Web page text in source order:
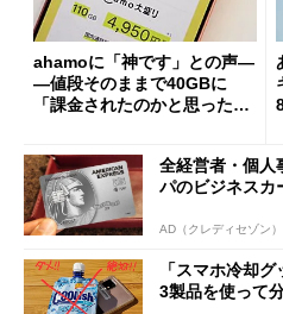
ahamoに「神です」との声―
―値段そのままで40GBに
「課金されたのかと思った」
全経営者・個人
パのビジネスカ
AD（クレディセゾン）
「スマホ冷却
3製品を使って